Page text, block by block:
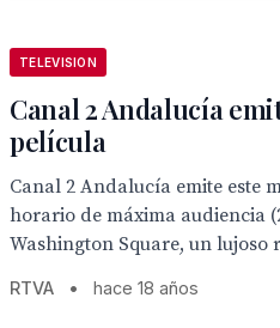
TELEVISION
Canal 2 Andalucía
película
Canal 2 Andalucía emite este
horario de máxima audiencia
Washington Square, un
RTVA • hace 18 años